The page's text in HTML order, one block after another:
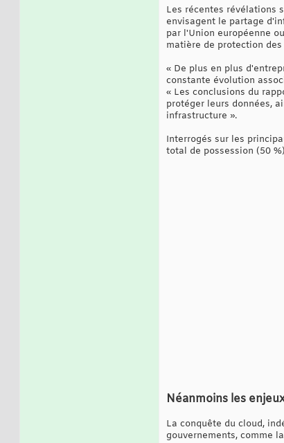
Les récentes révélations
envisagent le partage
par l'Union européenne
matière de protection des
« De plus en plus
constante évolution
« Les conclusions du
protéger leurs données,
infrastructure ».
Interrogés sur les
total de possession (50
Néanmoins les
La conquête du cloud,
gouvernements, comme